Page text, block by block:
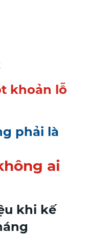
khoản lỗ
phải là
ai
khi kế